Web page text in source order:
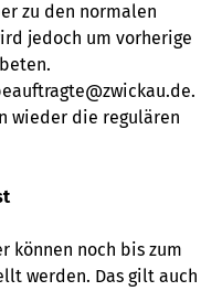
zu den normalen
jedoch um vorherige
zwickau de.
wieder die regulären
können noch bis zum
werden. Das gilt auch